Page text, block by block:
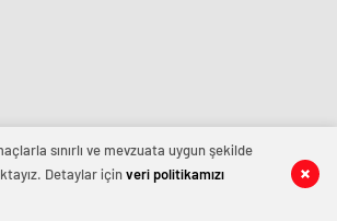
sınırlı ve mevzuata uygun şekilde
Detaylar içinveri politikamızı